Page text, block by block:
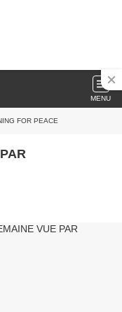
MENU
FOR PEACE